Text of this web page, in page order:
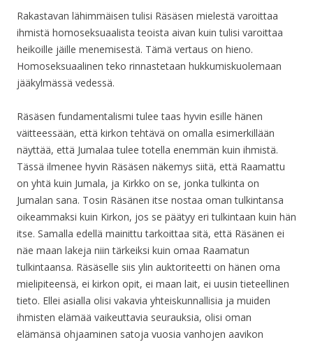
Rakastavan lähimmäisen tulisi Räsäsen mielestä varoittaa
ihmistä homoseksuaalista teoista aivan kuin tulisi varoittaa
heikoille jäille menemisestä. Tämä vertaus on hieno.
Homoseksuaalinen teko rinnastetaan hukkumiskuolemaan
jääkylmässä vedessä.
Räsäsen fundamentalismi tulee taas hyvin esille hänen
väitteessään, että kirkon tehtävä on omalla esimerkillään
näyttää, että Jumalaa tulee totella enemmän kuin ihmistä.
Tässä ilmenee hyvin Räsäsen näkemys siitä, että Raamattu
on yhtä kuin Jumala, ja Kirkko on se, jonka tulkinta on
Jumalan sana. Tosin Räsänen itse nostaa oman tulkintansa
oikeammaksi kuin Kirkon, jos se päätyy eri tulkintaan kuin hän
itse. Samalla edellä mainittu tarkoittaa sitä, että Räsänen ei
näe maan lakeja niin tärkeiksi kuin omaa Raamatun
tulkintaansa. Räsäselle siis ylin auktoriteetti on hänen oma
mielipiteensä, ei kirkon opit, ei maan lait, ei uusin tieteellinen
tieto. Ellei asialla olisi vakavia yhteiskunnallisia ja muiden
ihmisten elämää vaikeuttavia seurauksia, olisi oman
elämänsä ohjaaminen satoja vuosia vanhojen aavikon